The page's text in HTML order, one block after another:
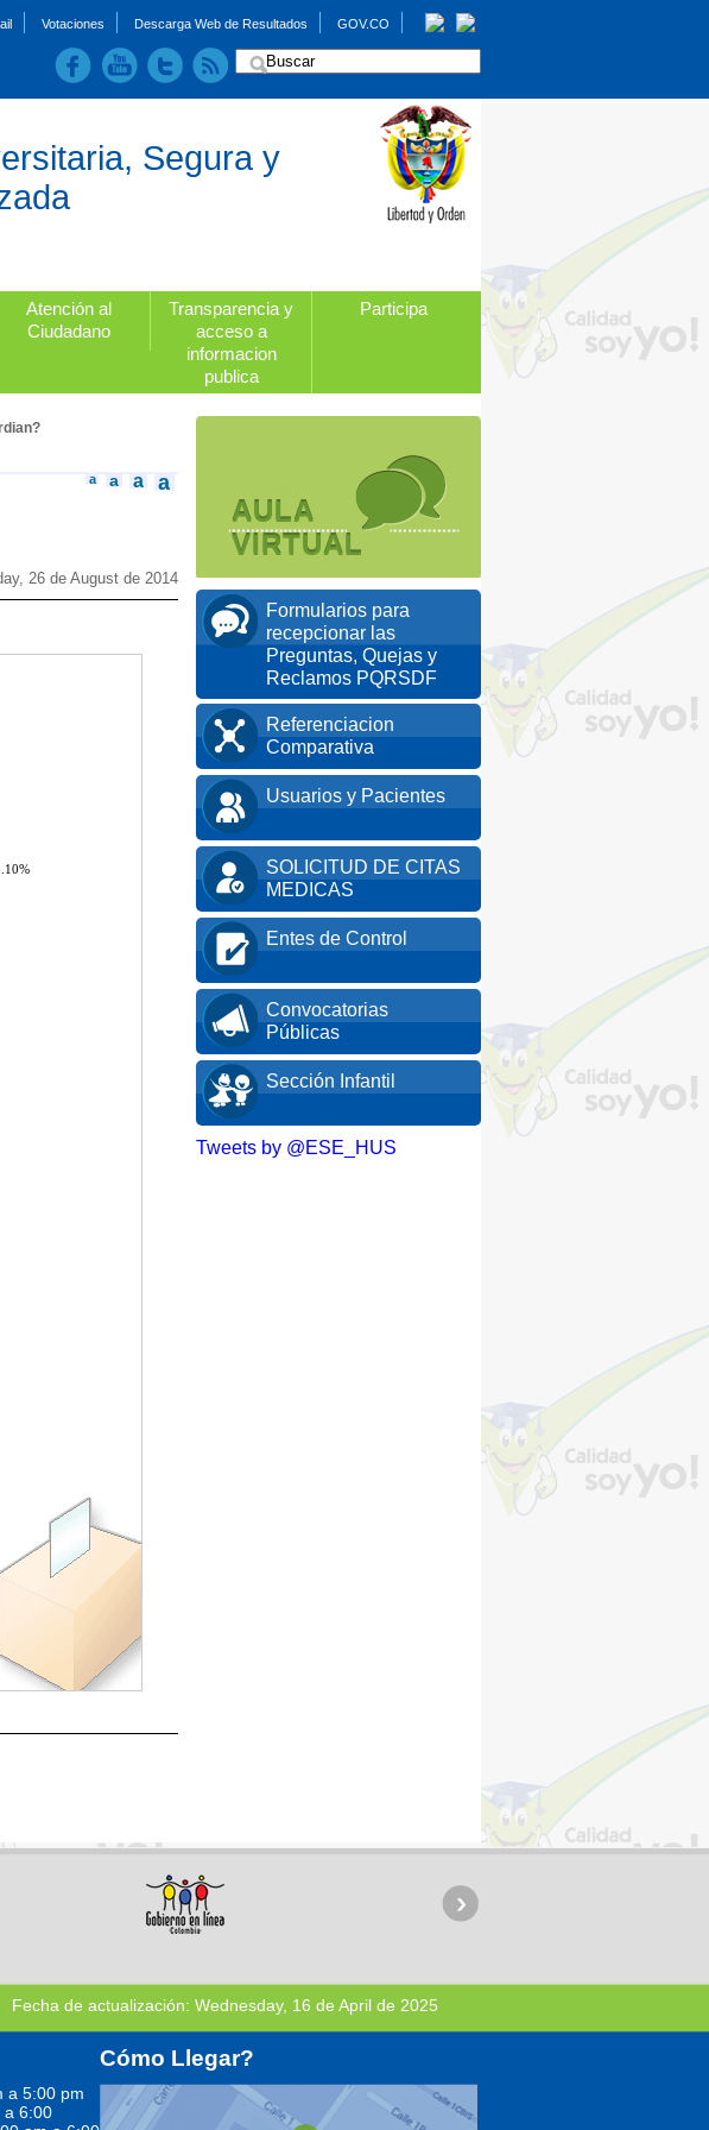
Votaciones Descarga Web de Resultados GOV.CO
Segura y
Atención al
Ciudadano
Transparencia y
acceso a
informacion
publica
Participa
AULA
VIRTUAL
Formularios para
recepcionar las
Preguntas, Quejas y
Reclamos PQRSDF
Referenciacion
Comparativa
Usuarios y Pacientes
SOLICITUD DE CITAS
MEDICAS
Entes de Control
Convocatorias
Públicas
Sección Infantil
Tweets by @ESE_HUS
a a a a
26 de August de 2014
Fecha de actualización: Wednesday, 16 de April de 2025
a 5:00 pm
a 6:00
Cómo Llegar?